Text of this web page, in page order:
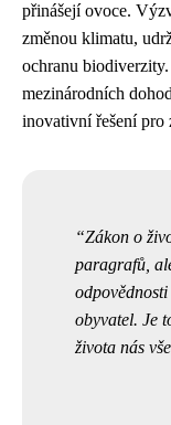
přinášejí ovoce.
změnou klimatu,
ochranu
mezinárodních
inovativní řešení pro
Zákon o
paragrafů,
obyvatel. Je
života nás